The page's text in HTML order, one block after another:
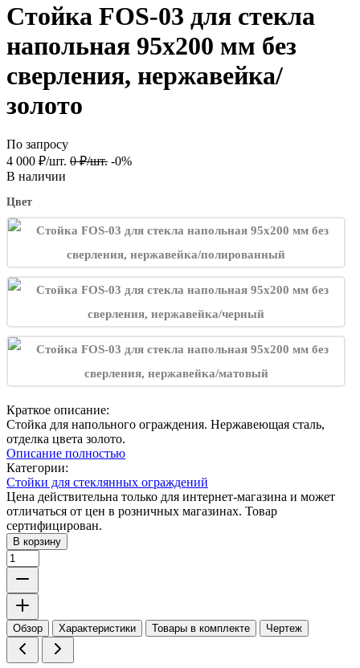
Стойка FOS-03 для стекла
напольная 95х200 мм без
сверления, нержавейка/
золото
По запросу
4 000 ₽/шт. 0 ₽/шт. -0%
В наличии
Цвет
Краткое описание:
Стойка для напольного ограждения. Нержавеющая сталь,
отделка цвета золото.
Описание полностью
Категории:
Стойки для стеклянных ограждений
Цена действительна только для интернет-магазина и может
отличаться от цен в розничных магазинах. Товар
сертифицирован.
В корзину
Обзор Характеристики Товары в комплекте Чертеж